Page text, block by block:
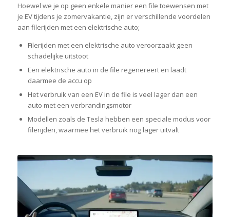
Hoewel we je op geen enkele manier een file toewensen met
je EV tijdens je zomervakantie, zijn er verschillende voordelen
aan filerijden met een elektrische auto;
Filerijden met een elektrische auto veroorzaakt geen
schadelijke uitstoot
Een elektrische auto in de file regenereert en laadt
daarmee de accu op
Het verbruik van een EV in de file is veel lager dan een
auto met een verbrandingsmotor
Modellen zoals de Tesla hebben een speciale modus voor
filerijden, waarmee het verbruik nog lager uitvalt